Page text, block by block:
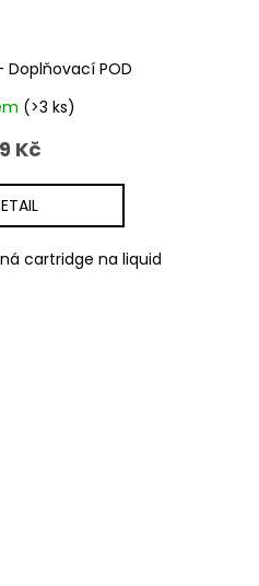
Doplňovací POD
(>3 ks)
Kč
cartridge na liquid